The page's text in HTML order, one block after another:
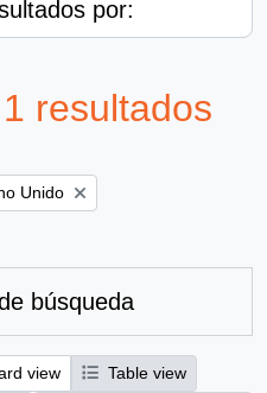
por:
resultados
filter:
Unido
búsqueda
view
Table view